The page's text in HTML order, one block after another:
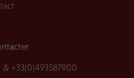
& +33(0)493587900